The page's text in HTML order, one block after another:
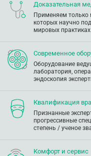
Доказательная
Применяем только
которых научно
мировых практиках.
Современное
Оборудование
лаборатория,
эндоскопия
Квалификация
Признанные
прогрессивные
степень / ученое
Комфорт и сервис